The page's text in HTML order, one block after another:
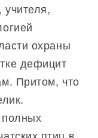
учителя,
охраны
дефицит
Притом, что